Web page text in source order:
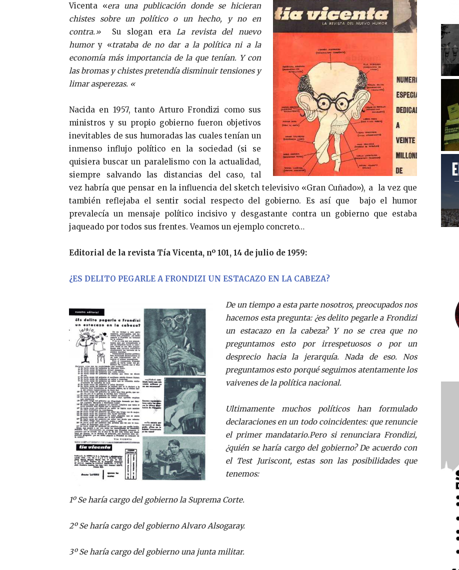
Vicenta «era una publicación donde se hicieran
chistes sobre un político o un hecho, y no en
contra.»Su slogan era La revista del nuevo
humory «trataba de no dar a la política ni a la
economía más importancia de la que tenían. Y con
las bromas y chistes pretendía disminuir tensiones y
limar asperezas. «
Nacida en 1957, tanto Arturo Frondizi como sus
ministros y su propio gobierno fueron objetivos
inevitables de sus humoradas las cuales tenían un
inmenso influjo político en la sociedad (si se
quisiera buscar un paralelismo con la actualidad,
siempre salvando las distancias del caso, tal
vez habría que pensar en la influencia del sketch televisivo «Gran Cuñado»), a la vez que
también reflejaba el sentir social respecto del gobierno. Es así que bajo el humor
prevalecía un mensaje político incisivo y desgastante contra un gobierno que estaba
jaqueado por todos sus frentes. Veamos un ejemplo concreto…
Editorial de la revista Tía Vicenta, nº 101, 14 de julio de 1959:
¿ES DELITO PEGARLE A FRONDIZI UN ESTACAZO EN LA CABEZA?
De un tiempo a esta parte nosotros, preocupados nos
hacemos esta pregunta: ¿es delito pegarle a Frondizi
un estacazo en la cabeza? Y no se crea que no
preguntamos esto por irrespetuosos o por un
desprecio hacia la jerarquía. Nada de eso. Nos
preguntamos esto porqué seguimos atentamente los
vaivenes de la política nacional.
Ultimamente muchos políticos han formulado
declaraciones en un todo coincidentes: que renuncie
el primer mandatario.Pero si renunciara Frondizi,
¿quién se haría cargo del gobierno? De acuerdo con
el Test Juriscont, estas son las posibilidades que
tenemos:
1º Se haría cargo del gobierno la Suprema Corte.
2º Se haría cargo del gobierno Alvaro Alsogaray.
3º Se haría cargo del gobierno una junta militar.